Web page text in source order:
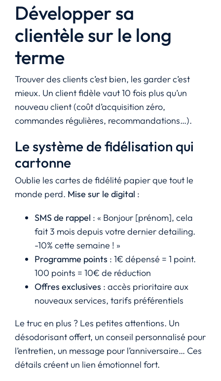
Développer sa
clientèle sur le long
terme
Trouver des clients c’est bien, les garder c’est
mieux. Un client fidèle vaut 10 fois plus qu’un
nouveau client (coût d’acquisition zéro,
commandes régulières, recommandations…).
Le système de fidélisation qui
cartonne
Oublie les cartes de fidélité papier que tout le
monde perd. Mise sur le digital :
SMS de rappel : « Bonjour [prénom], cela
fait 3 mois depuis votre dernier detailing.
-10% cette semaine ! »
Programme points : 1€ dépensé = 1 point.
100 points = 10€ de réduction
Offres exclusives : accès prioritaire aux
nouveaux services, tarifs préférentiels
Le truc en plus ? Les petites attentions. Un
désodorisant offert, un conseil personnalisé pour
l’entretien, un message pour l’anniversaire… Ces
détails créent un lien émotionnel fort.